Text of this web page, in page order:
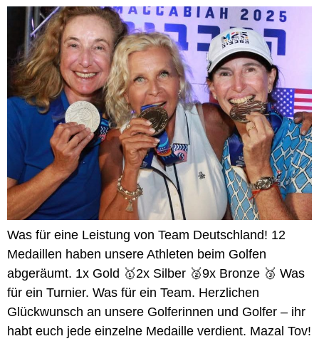
Was für eine Leistung von Team Deutschland! 12
Medaillen haben unsere Athleten beim Golfen
abgeräumt. 1x Gold 🥇2x Silber 🥈9x Bronze 🥉 Was
für ein Turnier. Was für ein Team. Herzlichen
Glückwunsch an unsere Golferinnen und Golfer – ihr
habt euch jede einzelne Medaille verdient. Mazal Tov!